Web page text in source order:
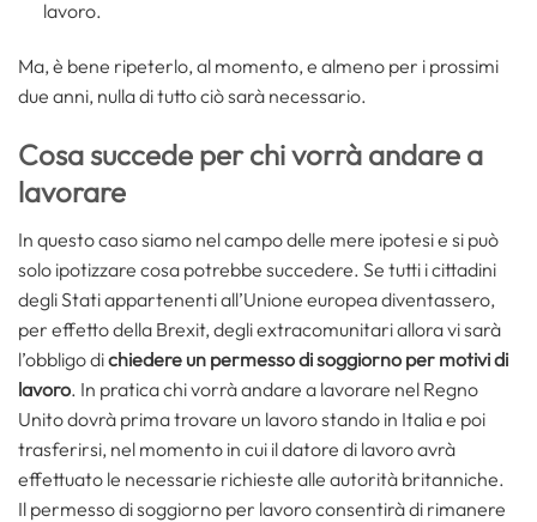
lavoro.
Ma, è bene ripeterlo, al momento, e almeno per i prossimi
due anni, nulla di tutto ciò sarà necessario.
Cosa succede per chi vorrà andare a
lavorare
In questo caso siamo nel campo delle mere ipotesi e si può
solo ipotizzare cosa potrebbe succedere. Se tutti i cittadini
degli Stati appartenenti all’Unione europea diventassero,
per effetto della Brexit, degli extracomunitari allora vi sarà
l’obbligo dichiedere un permesso di soggiorno per motivi di
lavoro. In pratica chi vorrà andare a lavorare nel Regno
Unito dovrà prima trovare un lavoro stando in Italia e poi
trasferirsi, nel momento in cui il datore di lavoro avrà
effettuato le necessarie richieste alle autorità britanniche.
Il permesso di soggiorno per lavoro consentirà di rimanere